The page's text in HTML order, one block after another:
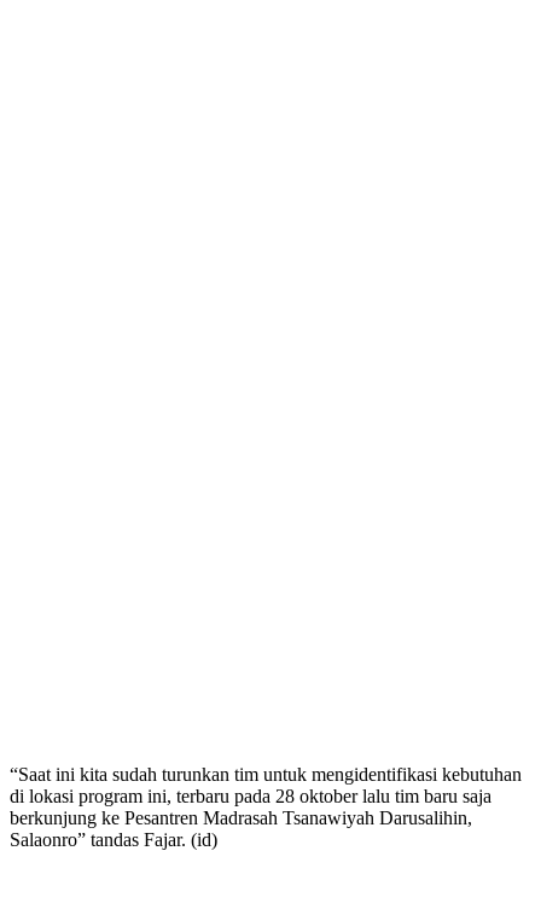
“Saat ini kita sudah turunkan tim untuk mengidentifikasi kebutuhan
di lokasi program ini, terbaru pada 28 oktober lalu tim baru saja
berkunjung ke Pesantren Madrasah Tsanawiyah Darusalihin,
Salaonro” tandas Fajar. (id)